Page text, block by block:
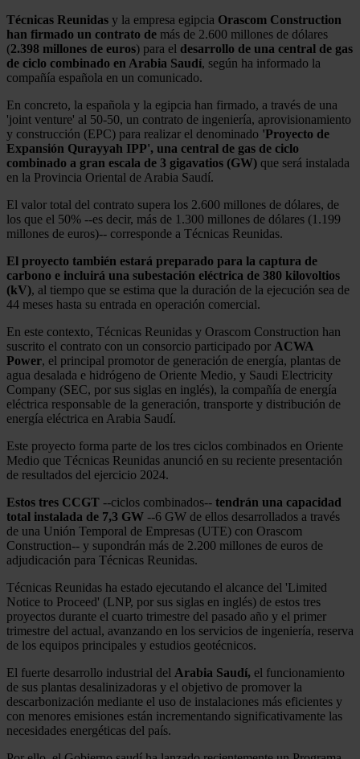
Técnicas Reunidas y la empresa egipcia Orascom Construction
han firmado un contrato de más de 2.600 millones de dólares
(2.398 millones de euros) para el desarrollo de una central de gas
de ciclo combinado en Arabia Saudí, según ha informado la
compañía española en un comunicado.
En concreto, la española y la egipcia han firmado, a través de una
'joint venture' al 50-50, un contrato de ingeniería, aprovisionamiento
y construcción (EPC) para realizar el denominado 'Proyecto de
Expansión Qurayyah IPP', una central de gas de ciclo
combinado a gran escala de 3 gigavatios (GW) que será instalada
en la Provincia Oriental de Arabia Saudí.
El valor total del contrato supera los 2.600 millones de dólares, de
los que el 50% --es decir, más de 1.300 millones de dólares (1.199
millones de euros)-- corresponde a Técnicas Reunidas.
El proyecto también estará preparado para la captura de
carbono e incluirá una subestación eléctrica de 380 kilovoltios
(kV), al tiempo que se estima que la duración de la ejecución sea de
44 meses hasta su entrada en operación comercial.
En este contexto, Técnicas Reunidas y Orascom Construction han
suscrito el contrato con un consorcio participado por ACWA
Power, el principal promotor de generación de energía, plantas de
agua desalada e hidrógeno de Oriente Medio, y Saudi Electricity
Company (SEC, por sus siglas en inglés), la compañía de energía
eléctrica responsable de la generación, transporte y distribución de
energía eléctrica en Arabia Saudí.
Este proyecto forma parte de los tres ciclos combinados en Oriente
Medio que Técnicas Reunidas anunció en su reciente presentación
de resultados del ejercicio 2024.
Estos tres CCGT --ciclos combinados-- tendrán una capacidad
total instalada de 7,3 GW --6 GW de ellos desarrollados a través
de una Unión Temporal de Empresas (UTE) con Orascom
Construction-- y supondrán más de 2.200 millones de euros de
adjudicación para Técnicas Reunidas.
Técnicas Reunidas ha estado ejecutando el alcance del 'Limited
Notice to Proceed' (LNP, por sus siglas en inglés) de estos tres
proyectos durante el cuarto trimestre del pasado año y el primer
trimestre del actual, avanzando en los servicios de ingeniería, reserva
de los equipos principales y estudios geotécnicos.
El fuerte desarrollo industrial del Arabia Saudí, el funcionamiento
de sus plantas desalinizadoras y el objetivo de promover la
descarbonización mediante el uso de instalaciones más eficientes y
con menores emisiones están incrementando significativamente las
necesidades energéticas del país.